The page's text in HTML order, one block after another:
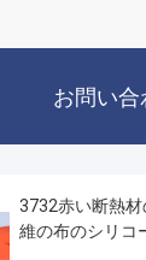
お問い合
3732赤い断熱
維の布のシリコ